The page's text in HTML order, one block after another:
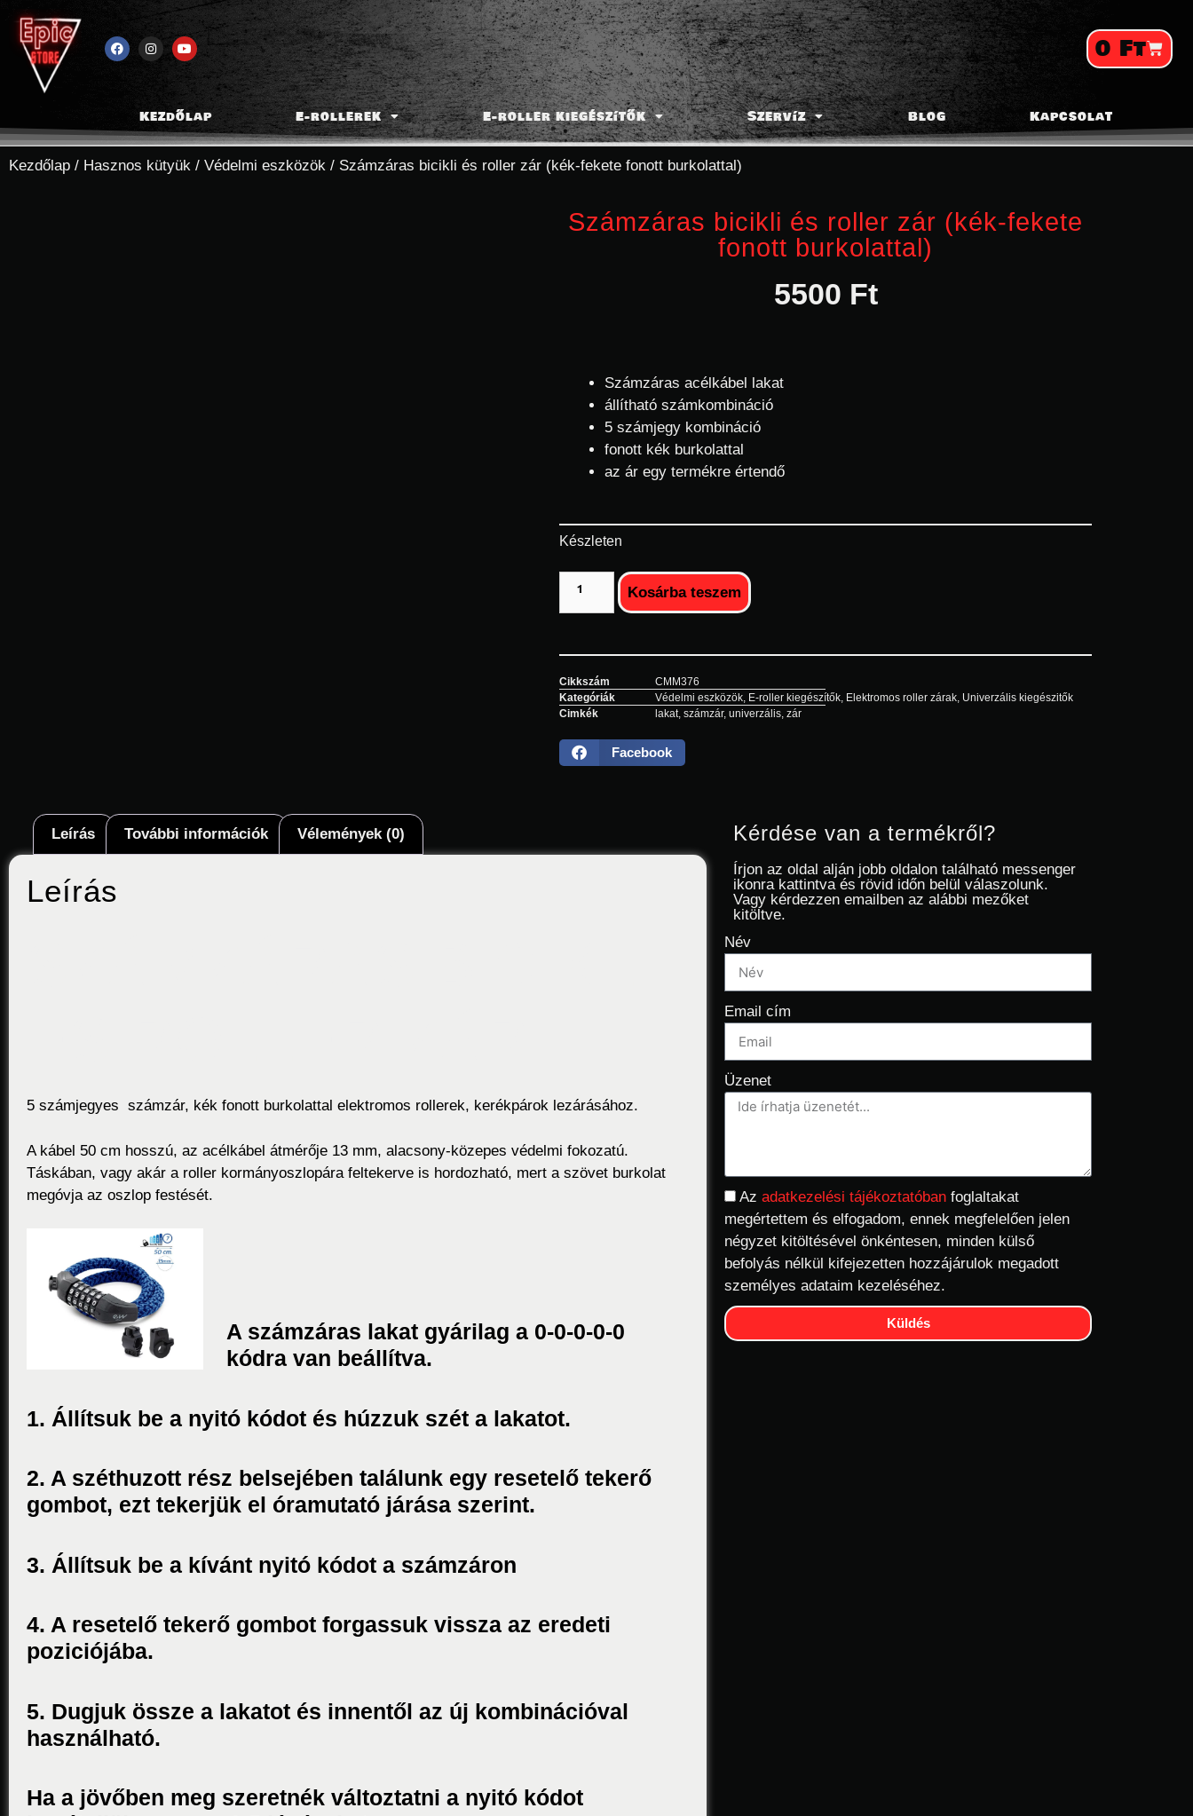
0 Ft
Kezdőlap E-rollerek E-roller kiegészítők Szervíz Blog Kapcsolat
Kezdőlap / Hasznos kütyük / Védelmi eszközök / Számzáras bicikli és roller zár (kék-fekete fonott burkolattal)
Számzáras bicikli és roller zár (kék-fekete
fonott burkolattal)
5500 Ft
Számzáras acélkábel lakat
állítható számkombináció
5 számjegy kombináció
fonott kék burkolattal
az ár egy termékre értendő
Készleten
Kosárba teszem
Cikkszám
CMM376
Kategóriák
Védelmi eszközök, E-roller kiegészítők, Elektromos roller zárak, Univerzális kiegészitők
Cimkék
lakat, számzár, univerzális, zár
Facebook
Leírás További információk Vélemények (0)
Leírás
5 számjegyes számzár, kék fonott burkolattal elektromos rollerek, kerékpárok lezárásához.
A kábel 50 cm hosszú, az acélkábel átmérője 13 mm, alacsony-közepes védelmi fokozatú.
Táskában, vagy akár a roller kormányoszlopára feltekerve is hordozható, mert a szövet burkolat
megóvja az oszlop festését.
A számzáras lakat gyárilag a 0-0-0-0-0
kódra van beállítva.
1. Állítsuk be a nyitó kódot és húzzuk szét a lakatot.
2. A széthuzott rész belsejében találunk egy resetelő tekerő
gombot, ezt tekerjük el óramutató járása szerint.
3. Állítsuk be a kívánt nyitó kódot a számzáron
4. A resetelő tekerő gombot forgassuk vissza az eredeti
poziciójába.
5. Dugjuk össze a lakatot és innentől az új kombinációval
használható.
Ha a jövőben meg szeretnék változtatni a nyitó kódot
Kérdése van a termékről?
Írjon az oldal alján jobb oldalon található messenger
ikonra kattintva és rövid időn belül válaszolunk.
Vagy kérdezzen emailben az alábbi mezőket
kitöltve.
Név
Email cím
Üzenet
Az adatkezelési tájékoztatóban foglaltakat
megértettem és elfogadom, ennek megfelelően jelen
négyzet kitöltésével önkéntesen, minden külső
befolyás nélkül kifejezetten hozzájárulok megadott
személyes adataim kezeléséhez.
Küldés